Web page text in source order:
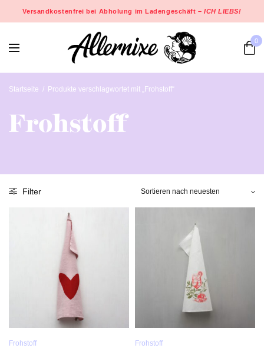
Versandkostenfrei bei Abholung im Ladengeschäft –ICH LIEBS!
0
Startseite / Produkte verschlagwortet mit „Frohstoff“
Frohstoff
Filter
Frohstoff Frohstoff